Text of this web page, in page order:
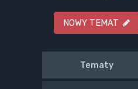
NOWY TEMAT
Tematy